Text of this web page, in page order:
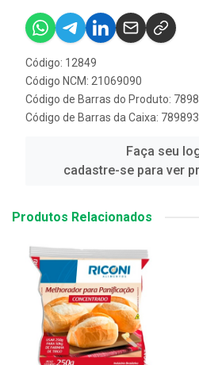
Código: 12849
Código NCM: 21069090
Código de Barras do Produto:
Código de Barras da Caixa:
Faça seu
cadastre-se para ver
Produtos Relacionados